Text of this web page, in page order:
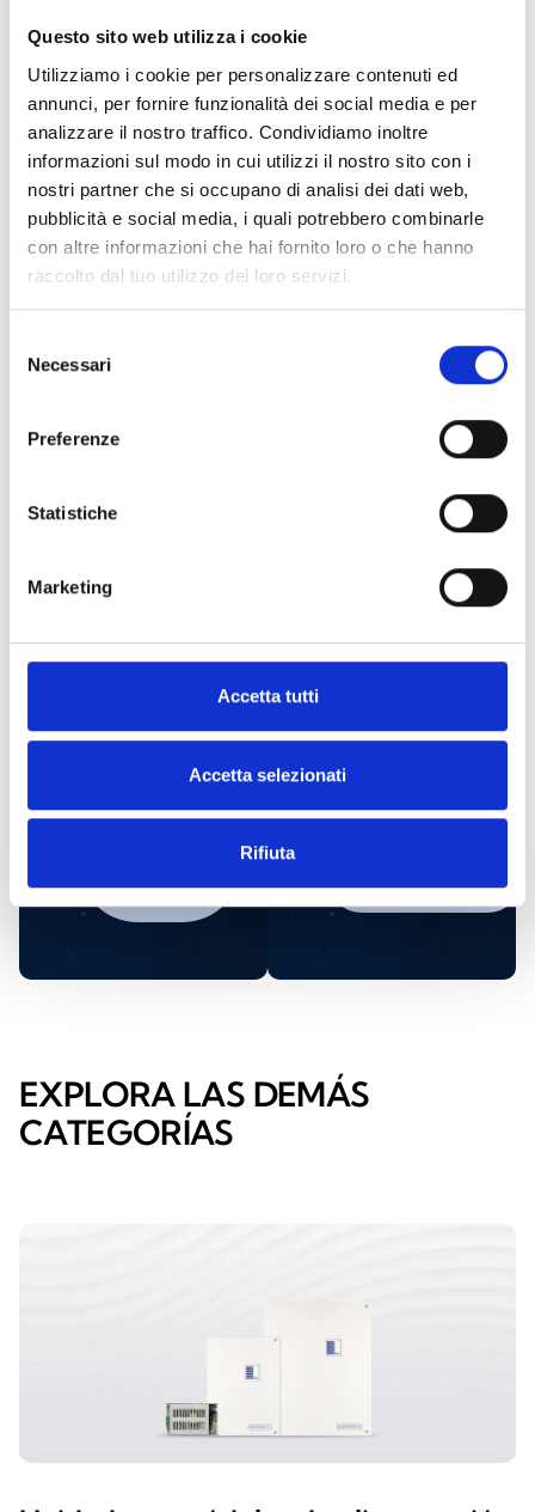
Questo sito web utilizza i cookie
Utilizziamo i cookie per personalizzare contenuti ed
annunci, per fornire funzionalità dei social media e per
analizzare il nostro traffico. Condividiamo inoltre
informazioni sul modo in cui utilizzi il nostro sito con i
nostri partner che si occupano di analisi dei dati web,
pubblicità e social media, i quali potrebbero combinarle
con altre informazioni che hai fornito loro o che hanno
raccolto dal tuo utilizzo dei loro servizi.
delNecessari
Preferenze
Statistiche
Marketing
Accetta tutti
Accetta selezionati
Rifiuta
Flex5/S
SenseTH100/H
Solicita
información
PONTE EN
NOSOTROS
Encuentra
distribuidor
de Inim
AHORA
EXPLORA LAS DEMÁS
CATEGORÍAS